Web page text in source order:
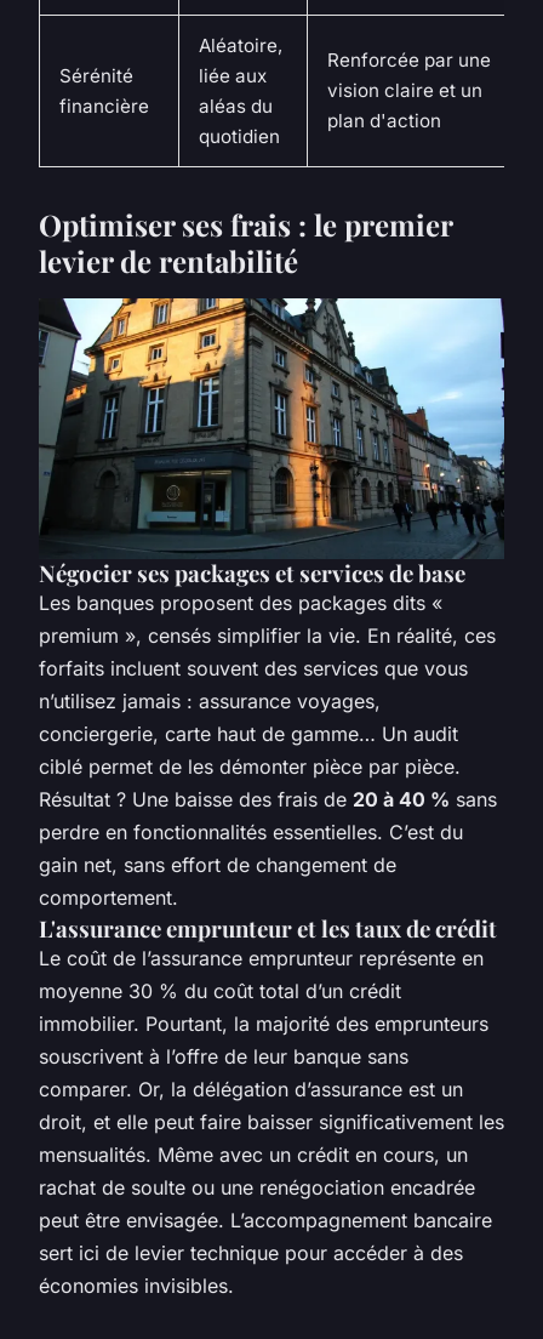
Sérénité
financière
Aléatoire,
liée aux
aléas du
quotidien
Renforcée par une
vision claire et un
plan d'action
Optimiser ses frais : le premier
levier de rentabilité
Négocier ses packages et services de base
Les banques proposent des packages dits «
premium », censés simplifier la vie. En réalité, ces
forfaits incluent souvent des services que vous
n’utilisez jamais : assurance voyages,
conciergerie, carte haut de gamme… Un audit
ciblé permet de les démonter pièce par pièce.
Résultat ? Une baisse des frais de 20 à 40 % sans
perdre en fonctionnalités essentielles. C’est du
gain net, sans effort de changement de
comportement.
L'assurance emprunteur et les taux de crédit
Le coût de l’assurance emprunteur représente en
moyenne 30 % du coût total d’un crédit
immobilier. Pourtant, la majorité des emprunteurs
souscrivent à l’offre de leur banque sans
comparer. Or, la délégation d’assurance est un
droit, et elle peut faire baisser significativement les
mensualités. Même avec un crédit en cours, un
rachat de soulte ou une renégociation encadrée
peut être envisagée. L’accompagnement bancaire
sert ici de levier technique pour accéder à des
économies invisibles.